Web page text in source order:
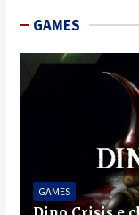
GAMES
GAMES